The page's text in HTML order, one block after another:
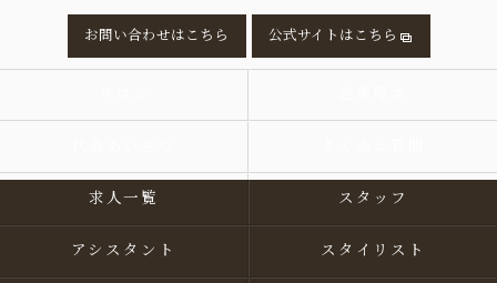
お問い合わせはこちら 公式サイトはこちら
求人一覧 スタッフ
アシスタント スタイリスト